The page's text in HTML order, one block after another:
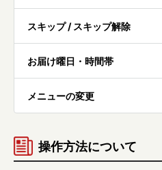
スキップ / スキップ解除
お届け曜日・時間帯
メニューの変更
操作方法について